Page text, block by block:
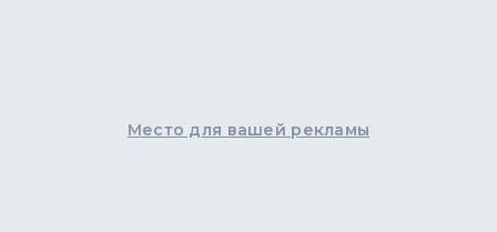
Место для вашей рекламы